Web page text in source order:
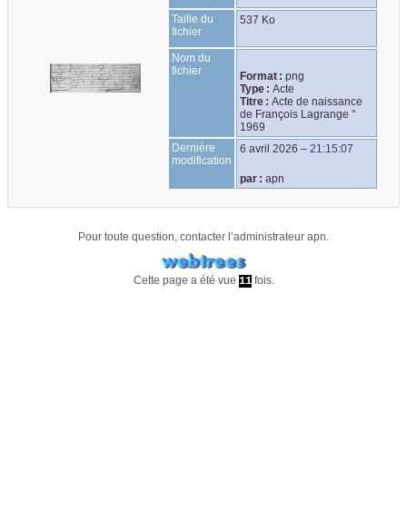
Taille du
fichier
537 Ko
Nom du
fichier
Format : png
Type : Acte
Titre : Acte de naissance
de François Lagrange °
1969
Dernière
modification
6 avril 2026 –21:15:07
par : apn
Pour toute question, contacter l’administrateur apn.
Cette page a été vue 11fois.